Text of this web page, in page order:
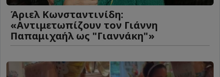
Άριελ Κωνσταντινίδη:
«Αντιμετωπίζουν τον Γιάννη
Παπαμιχαήλ ως "Γιαννάκη"»